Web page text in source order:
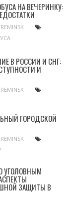
НА ВЕЧЕРИНКУ:
В РОССИИ И СНГ:
И
ГОРОДСКОЙ
УГОЛОВНЫМ
ЗАЩИТЫ В